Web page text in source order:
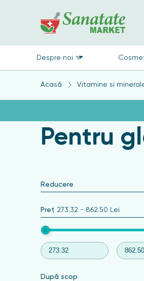
Despre noi
Acasă Vitamine si
Pentru
Reducere
273.32 - 862.50 Lei
Preț
După scop